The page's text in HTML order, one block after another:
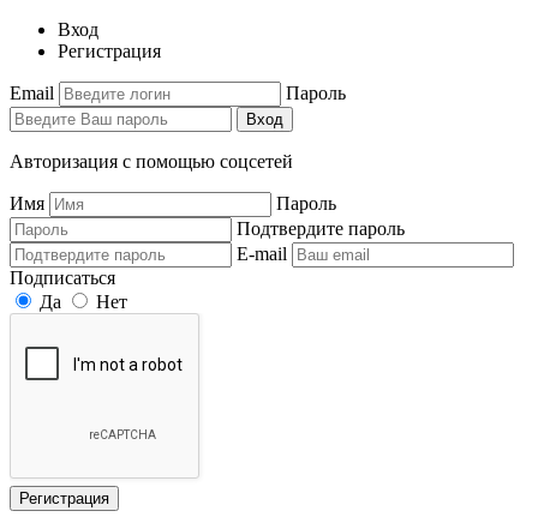
Вход
Регистрация
Email Пароль
Вход
Авторизация с помощью соцсетей
Имя
Пароль
Подтвердите пароль
E-mail
Подписаться
Да
Нет
Регистрация